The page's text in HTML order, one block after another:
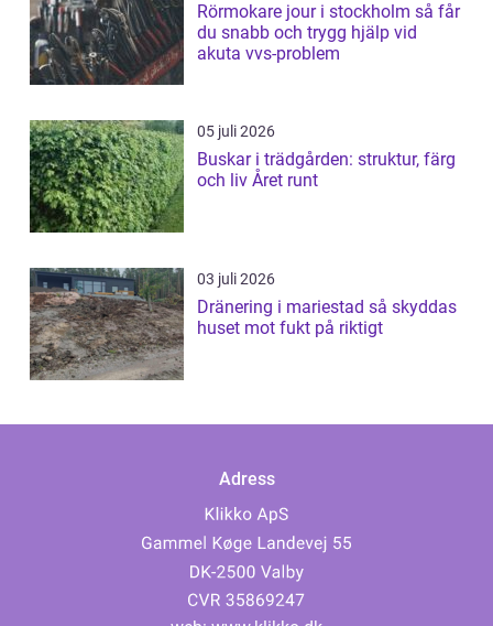
Rörmokare jour i stockholm så får
du snabb och trygg hjälp vid
akuta vvs-problem
05 juli 2026
Buskar i trädgården: struktur, färg
och liv Året runt
03 juli 2026
Dränering i mariestad så skyddas
huset mot fukt på riktigt
Adress